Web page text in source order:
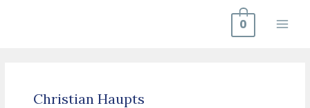
0
Christian Haupts